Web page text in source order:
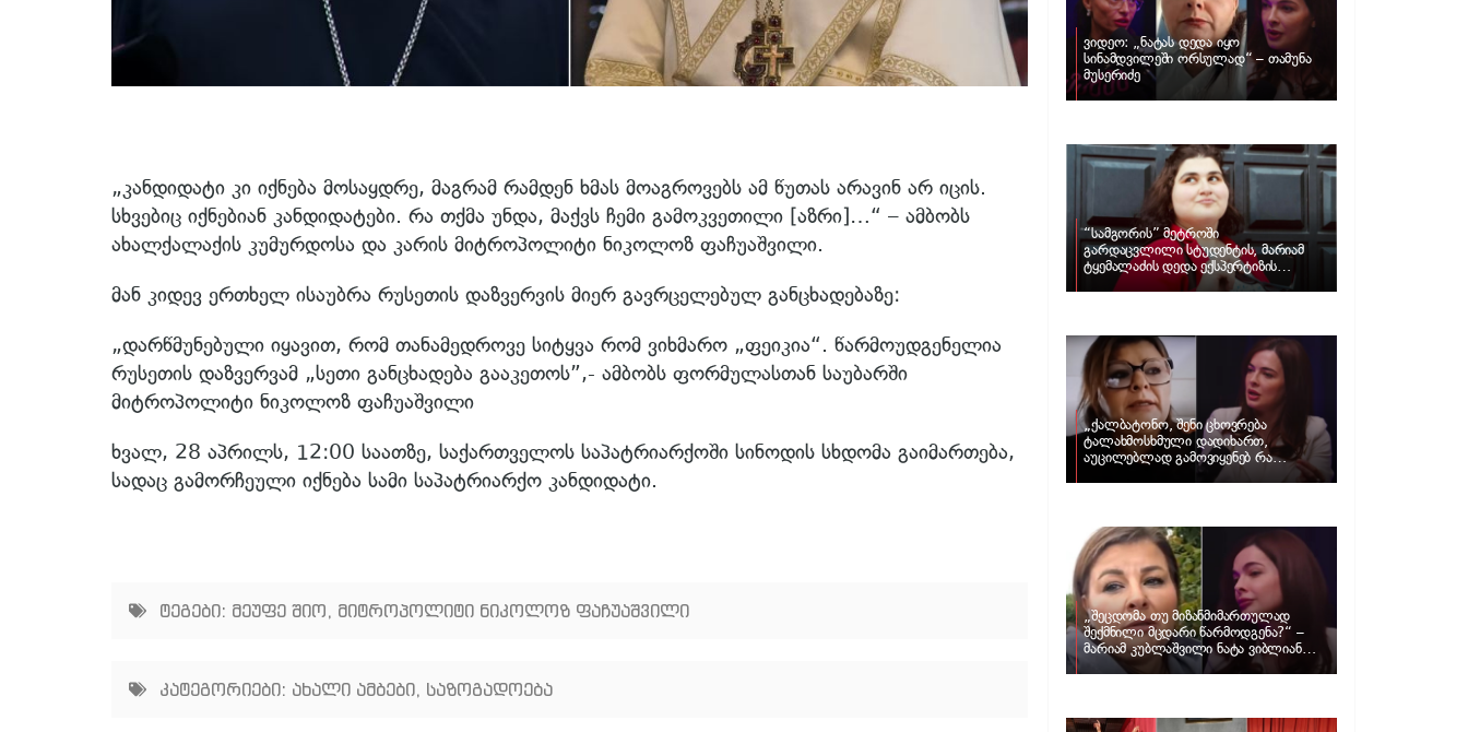
„კანდიდატი კი იქნება მოსაყდრე, მაგრამ რამდენ ხმას მოაგროვებს ამ წუთას არავინ არ იცის.
სხვებიც იქნებიან კანდიდატები. რა თქმა უნდა, მაქვს ჩემი გამოკვეთილი [აზრი]…“ – ამბობს
ახალქალაქის კუმურდოსა და კარის მიტროპოლიტი ნიკოლოზ ფაჩუაშვილი.
მან კიდევ ერთხელ ისაუბრა რუსეთის დაზვერვის მიერ გავრცელებულ განცხადებაზე:
„დარწმუნებული იყავით, რომ თანამედროვე სიტყვა რომ ვიხმარო „ფეიკია“. წარმოუდგენელია
რუსეთის დაზვერვამ „სეთი განცხადება გააკეთოს”,- ამბობს ფორმულასთან საუბარში
მიტროპოლიტი ნიკოლოზ ფაჩუაშვილი
ხვალ, 28 აპრილს, 12:00 საათზე, საქართველოს საპატრიარქოში სინოდის სხდომა გაიმართება,
სადაც გამორჩეული იქნება სამი საპატრიარქო კანდიდატი.
ტეგები: მეუფე შიო, მიტროპოლიტი ნიკოლოზ ფაჩუაშვილი
კატეგორიები: ახალი ამბები, საზოგადოება
ვიდეო: „ნატას დედა იყო
სინამდვილეში ორსულად“ – თამუნა
მუსერიძე
“სამგორის” მეტროში
გარდაცვლილი სტუდენტის, მარიამ
ტყემალაძის დედა ექსპერტიზის
პასუხს აქვეყნებს – რა გახდა გოგონას
„ქალბატონო, შენი ცხოვრება
ტალახმოსხმული დადიხართ,
აუცილებლად გამოვიყენებ რა
ინფორმაციაც მაქვს“… – რა
„შეცდომა თუ მიზანმიმართულად
შექმნილი მცდარი წარმოდგენა?“ –
მარიამ კუბლაშვილი ნატა ვიბლიანის
საქმეზე ვიდეომიმართვას ავრცელებს